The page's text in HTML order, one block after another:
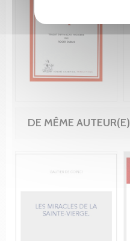
DE MÊME AUTEUR(E)